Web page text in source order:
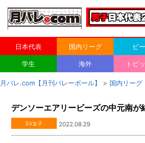
日本代表 国内リーグ ビ
学生 海外 トピ
月バレ.com【月刊バレーボール】 > 国内リーグ
デンソーエアリービーズの中元南が
SV女子 2022.08.29